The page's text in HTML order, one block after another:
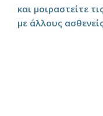
και μοιραστείτε
με άλλους